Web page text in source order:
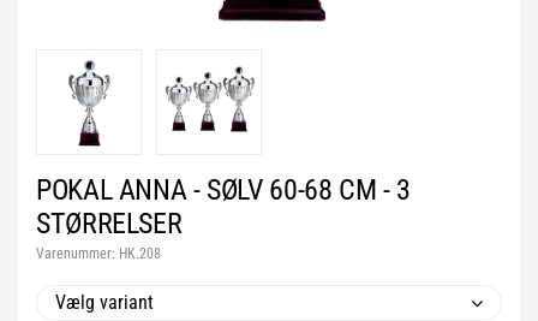
POKAL ANNA - SØLV 60-68 CM - 3
STØRRELSER
Varenummer: HK.208
Vælg variant